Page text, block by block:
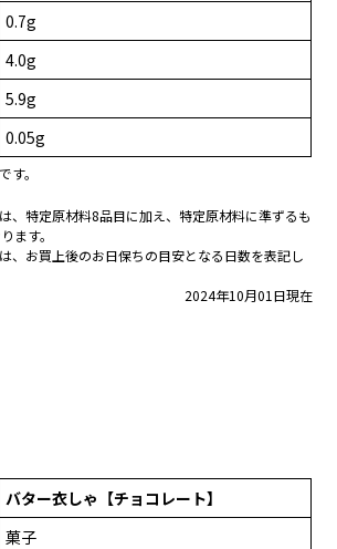
0.7g
4.0g
5.9g
0.05g
。
、特定原材料8品目に加え、特定原材料に準ずるも
ます。
、お買上後のお日保ちの目安となる日数を表記し
2024年10月01日現在
バター衣しゃ【チョコレート】
菓子